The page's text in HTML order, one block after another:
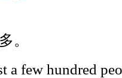
。
a few hundred